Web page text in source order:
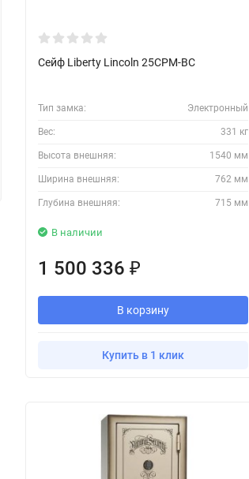
Сейф Liberty Lincoln 25CPM-BC
Тип замка: Электронный
Вес: 331 кг
Высота внешняя: 1540 мм
Ширина внешняя: 762 мм
Глубина внешняя: 715 мм
В наличии
1 500 336 ₽
В корзину
Купить в 1 клик